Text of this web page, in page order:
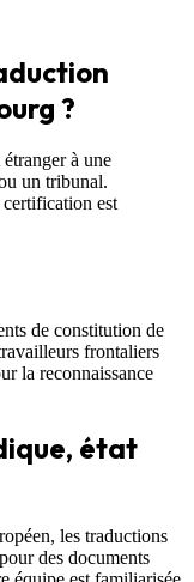
?
à une
un tribunal.
certification est
de constitution de
frontaliers
la reconnaissance
état
les traductions
des documents